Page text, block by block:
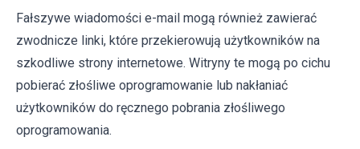
Fałszywe wiadomości e-mail mogą również zawierać
zwodnicze linki, które przekierowują użytkowników na
szkodliwe strony internetowe. Witryny te mogą po cichu
pobierać złośliwe oprogramowanie lub nakłaniać
użytkowników do ręcznego pobrania złośliwego
oprogramowania.